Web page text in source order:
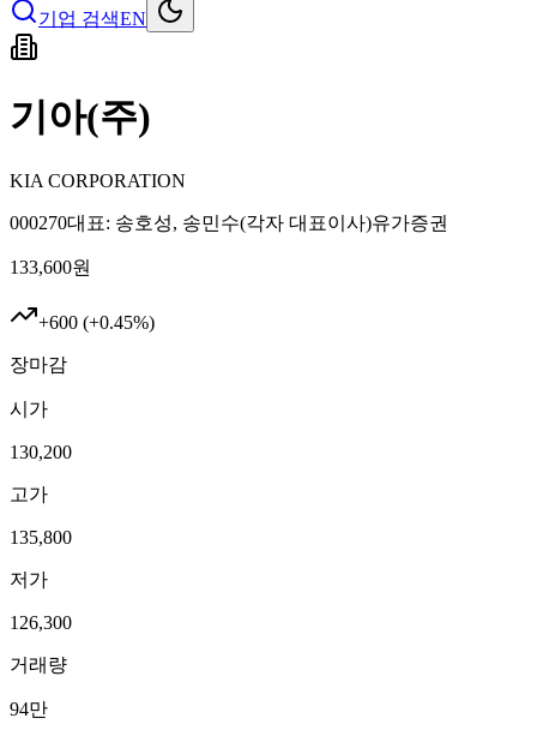
기업 검색EN
기아(주)
KIA CORPORATION
000270대표: 송호성, 송민수(각자 대표이사)유가증권
133,600원
+600 (+0.45%)
장마감
시가
130,200
고가
135,800
저가
126,300
거래량
94만